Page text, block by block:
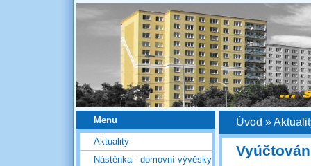
Menu
Aktuality
Nástěnka - domovní vývěsky
Úvod »